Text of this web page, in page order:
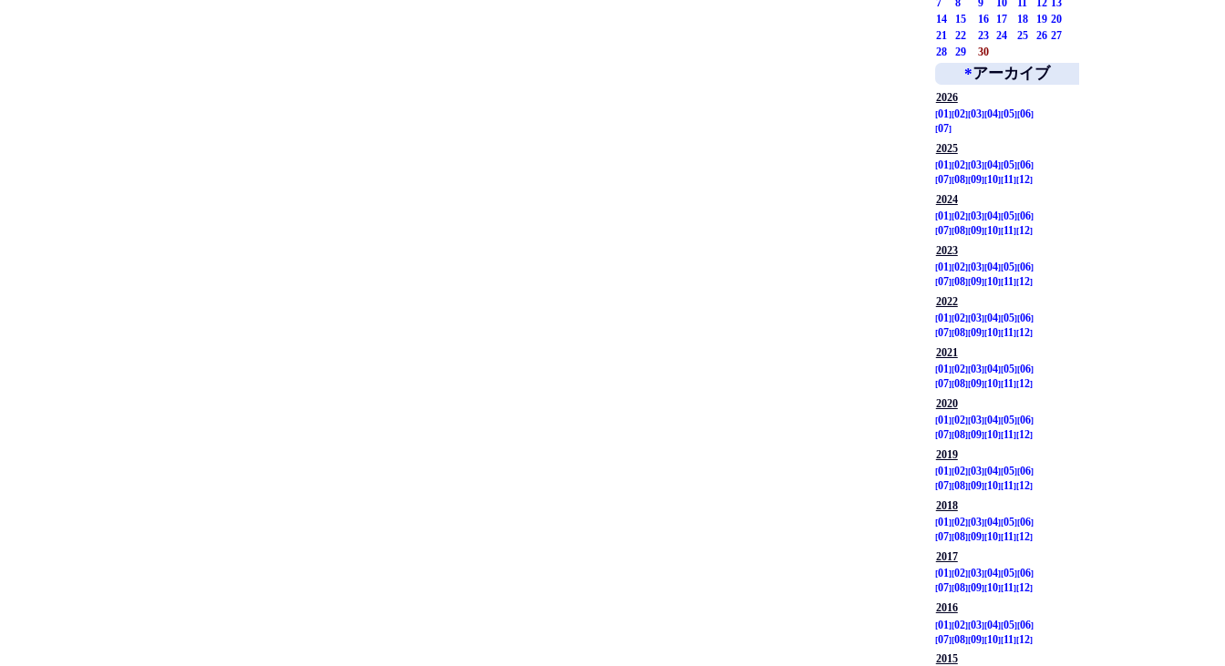
7
8 9 10 11 12 13
14
15 16 17 18 19 20
21
22 23 24 25 26 27
28
29 30
*アーカイブ
2026
01
02 03 04 05 06
07
2025
01
02 03 04 05 06
07 08 09 10 11
12
2024
01
02 03 04 05 06
07 08 09 10 11
12
2023
01
02 03 04 05 06
07 08 09 10 11
12
2022
01
02 03 04 05 06
07 08 09 10 11
12
2021
01
02 03 04 05 06
07 08 09 10 11
12
2020
01
02 03 04 05 06
07 08 09 10 11
12
2019
01
02 03 04 05 06
07 08 09 10 11
12
2018
01 02 03 04 05 06
07 08 09 10 11 12
2017
01 02 03 04 05 06
07 08 09 10 11 12
2016
01
02 03 04 05 06
07 08 09 10 11
12
2015